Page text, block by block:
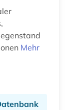
Mehr